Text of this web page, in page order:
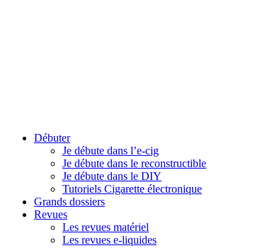
Débuter
Je débute dans l’e-cig
Je débute dans le reconstructible
Je débute dans le DIY
Tutoriels Cigarette électronique
Grands dossiers
Revues
Les revues matériel
Les revues e-liquides